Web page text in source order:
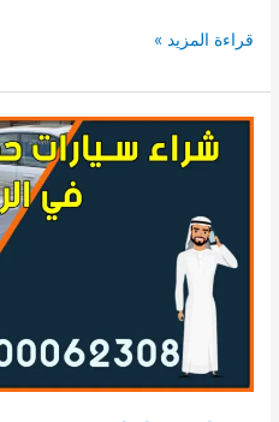
قروب
سيارات
في
الرياض
0500062308
قراءة المزيد »